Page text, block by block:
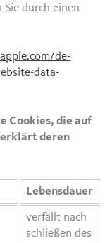
durch einen
de-
data-
Cookies, die auf
deren
Lebensdauer
verfällt nach
schließen des